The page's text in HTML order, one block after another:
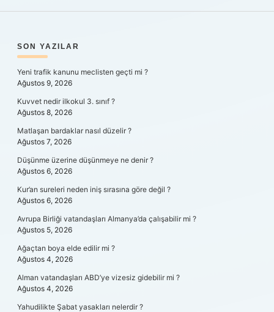
SIDEBAR
SON YAZILAR
Yeni trafik kanunu meclisten geçti mi ?
Ağustos 9, 2026
Kuvvet nedir ilkokul 3. sınıf ?
Ağustos 8, 2026
Matlaşan bardaklar nasıl düzelir ?
Ağustos 7, 2026
Düşünme üzerine düşünmeye ne denir ?
Ağustos 6, 2026
Kur’an sureleri neden iniş sırasına göre değil ?
Ağustos 6, 2026
Avrupa Birliği vatandaşları Almanya’da çalışabilir mi ?
Ağustos 5, 2026
Ağaçtan boya elde edilir mi ?
Ağustos 4, 2026
Alman vatandaşları ABD’ye vizesiz gidebilir mi ?
Ağustos 4, 2026
Yahudilikte Şabat yasakları nelerdir ?